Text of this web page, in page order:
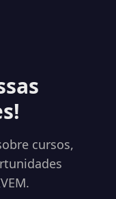
cursos,